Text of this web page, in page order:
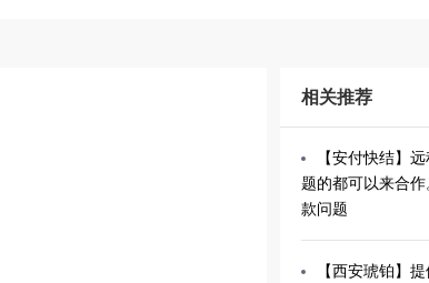
相关推荐
【安付快结】
题的都可以来合
款问题
【西安琥铂】